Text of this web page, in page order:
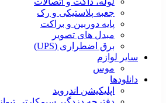
جعبه پلاستیکی و رک
پایه دوربین و براکت
مبدل های تصویر
برق اضطراری (UPS)
سایر لوازم
موس
دانلودها
اپلیکیشن اندروید